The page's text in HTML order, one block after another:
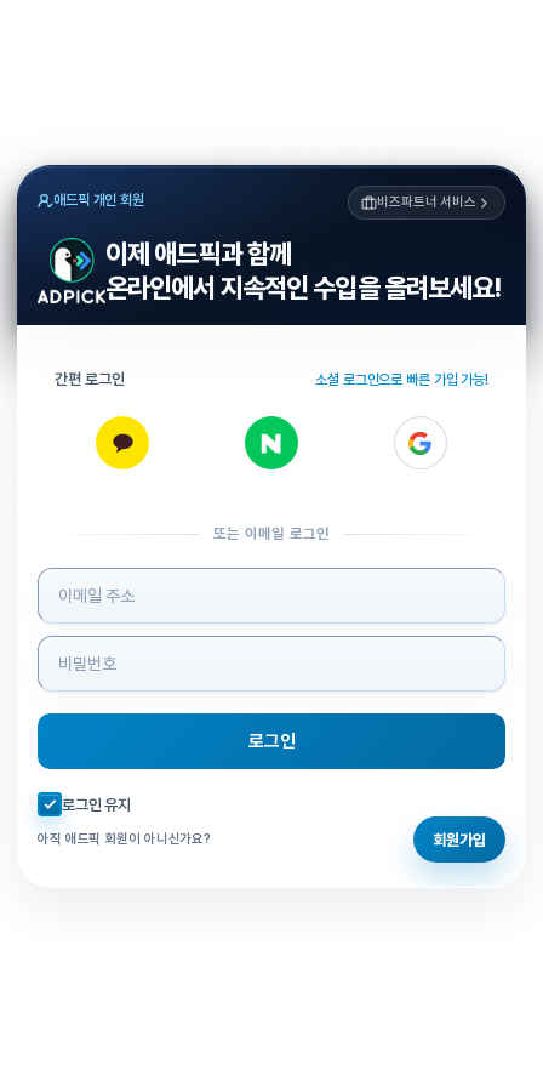
애드픽 개인 회원 비즈파트너 서비스
이제 애드픽과 함께
온라인에서 지속적인 수입을 올려보세요!
간편 로그인 소셜 로그인으로 빠른 가입 가능!
또는 이메일 로그인
로그인 정보 입력
로그인
자동로그인 체크
로그인 유지
아직 애드픽 회원이 아니신가요? 회원가입